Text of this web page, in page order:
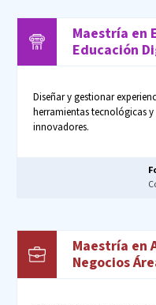
Maestría en
Educación
Diseñar y gestionar
herramientas tecnológicas
innovadores.
Maestría en
Negocios